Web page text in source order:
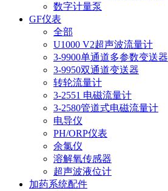
数字计量泵
GF仪表
全部
U1000 V2超声波流量计
3-9900单通道多参数变送器
3-9950双通道变送器
转轮流量计
3-2551 电磁流量计
3-2580管道式电磁流量计
电导仪
PH/ORP仪表
余氯仪
溶解氧传感器
超声波液位计
加药系统配件